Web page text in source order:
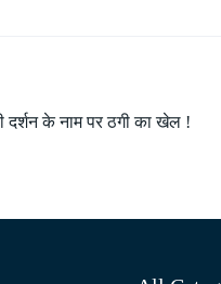
दर्शन के नाम पर ठगी का खेल !